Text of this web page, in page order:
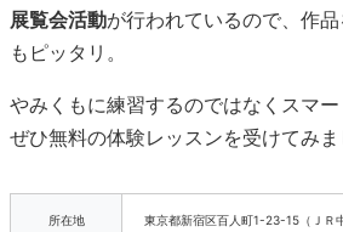
展覧会活動が行われているので、作
もピッタリ。
やみくもに練習するのではなくスマー
ぜひ無料の体験レッスンを受けてみま
所在地 東京都新宿区百人町1-23-15（ＪＲ